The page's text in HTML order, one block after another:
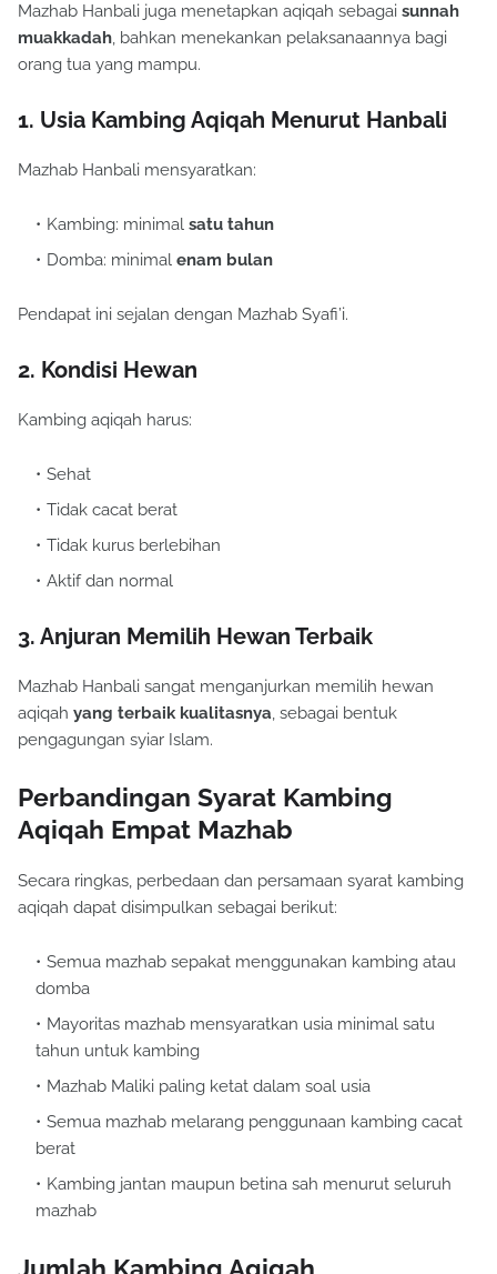
Mazhab Hanbali juga menetapkan aqiqah sebagai sunnah
muakkadah, bahkan menekankan pelaksanaannya bagi
orang tua yang mampu.
1. Usia Kambing Aqiqah Menurut Hanbali
Mazhab Hanbali mensyaratkan:
Kambing: minimal satu tahun
Domba: minimal enam bulan
Pendapat ini sejalan dengan Mazhab Syafi’i.
2. Kondisi Hewan
Kambing aqiqah harus:
Sehat
Tidak cacat berat
Tidak kurus berlebihan
Aktif dan normal
3. Anjuran Memilih Hewan Terbaik
Mazhab Hanbali sangat menganjurkan memilih hewan
aqiqah yang terbaik kualitasnya, sebagai bentuk
pengagungan syiar Islam.
Perbandingan Syarat Kambing
Aqiqah Empat Mazhab
Secara ringkas, perbedaan dan persamaan syarat kambing
aqiqah dapat disimpulkan sebagai berikut:
Semua mazhab sepakat menggunakan kambing atau
domba
Mayoritas mazhab mensyaratkan usia minimal satu
tahun untuk kambing
Mazhab Maliki paling ketat dalam soal usia
Semua mazhab melarang penggunaan kambing cacat
berat
Kambing jantan maupun betina sah menurut seluruh
mazhab